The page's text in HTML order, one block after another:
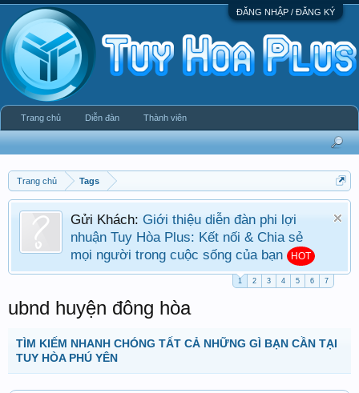
ĐĂNG NHẬP / ĐĂNG KÝ
Trang chủ Tags
Gửi Khách: Giới thiệu diễn đàn phi lợi
nhuận Tuy Hòa Plus: Kết nối & Chia sẻ
mọi người trong cuộc sống của bạn
HOT
1 2 3 4 5 6 7
ubnd huyện đông hòa
TÌM KIẾM NHANH CHÓNG TẤT CẢ NHỮNG GÌ BẠN CẦN TẠI
TUY HÒA PHÚ YÊN
Trang chủ Diễn đàn Thành viên